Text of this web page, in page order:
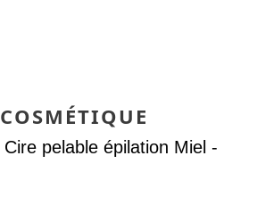
pelable épilation Miel -